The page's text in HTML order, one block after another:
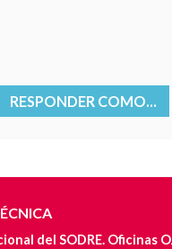
RESPONDER COMO...
del SODRE. Oficinas